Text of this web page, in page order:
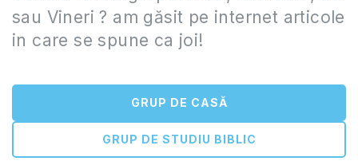
sau Vineri ? am găsit pe internet articole
in care se spune ca joi!
GRUP DE CASĂ
GRUP DE STUDIU BIBLIC